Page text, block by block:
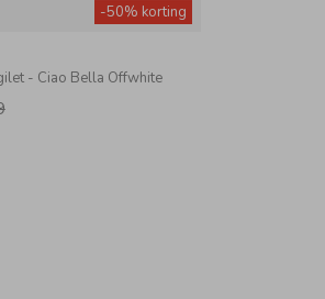
-50% korting
- Ciao Bella Offwhite